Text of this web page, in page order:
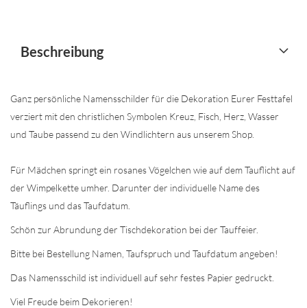
Beschreibung
Ganz persönliche Namensschilder für die Dekoration Eurer Festtafel
verziert mit den christlichen Symbolen Kreuz, Fisch, Herz, Wasser
und Taube passend zu den Windlichtern aus unserem Shop.
Für Mädchen springt ein rosanes Vögelchen wie auf dem Tauflicht auf
der Wimpelkette umher. Darunter der individuelle Name des
Täuflings und das Taufdatum.
Schön zur Abrundung der Tischdekoration bei der Tauffeier.
Bitte bei Bestellung Namen, Taufspruch und Taufdatum angeben!
Das Namensschild ist individuell auf sehr festes Papier gedruckt.
Viel Freude beim Dekorieren!